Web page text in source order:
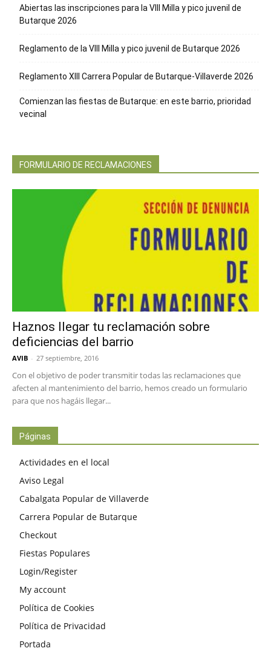
Abiertas las inscripciones para la VIII Milla y pico juvenil de
Butarque 2026
Reglamento de la VIII Milla y pico juvenil de Butarque 2026
Reglamento XIII Carrera Popular de Butarque-Villaverde 2026
Comienzan las fiestas de Butarque: en este barrio, prioridad
vecinal
FORMULARIO DE RECLAMACIONES
Haznos llegar tu reclamación sobre
deficiencias del barrio
AVIB - 27 septiembre, 2016
Con el objetivo de poder transmitir todas las reclamaciones que
afecten al mantenimiento del barrio, hemos creado un formulario
para que nos hagáis llegar...
Páginas
Actividades en el local
Aviso Legal
Cabalgata Popular de Villaverde
Carrera Popular de Butarque
Checkout
Fiestas Populares
Login/Register
My account
Política de Cookies
Política de Privacidad
Portada